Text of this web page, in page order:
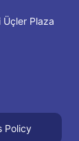
Üçler Plaza
Policy